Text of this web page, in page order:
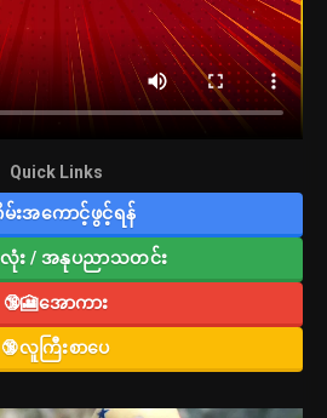
Quick Links
မ်းအကောင့်ဖွင့်ရန်
လုံး / အနုပညာသတင်း
🔞🎦အောကား
🔞လူကြီးစာပေ